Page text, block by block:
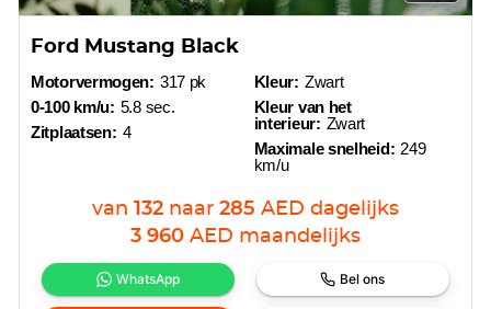
Ford Mustang Black
Motorvermogen: 317 pk
0-100 km/u: 5.8 sec.
Zitplaatsen: 4
Kleur: Zwart
Kleur van het
interieur: Zwart
Maximale snelheid: 249
km/u
van 132 naar 285 AED dagelijks
3 960 AED maandelijks
WhatsApp Bel ons